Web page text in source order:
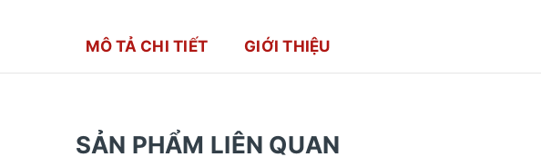
MÔ TẢ CHI TIẾT GIỚI THIỆU
SẢN PHẨM LIÊN QUAN